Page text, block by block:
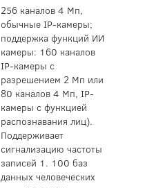
256 каналов 4 Мп,
обычные IP-камеры;
поддержка функций ИИ
камеры: 160 каналов
IP-камеры с
разрешением 2 Мп или
80 каналов 4 Мп, IP-
камеры с функцией
распознавания лиц).
Поддерживает
сигнализацию частоты
записей 1. 100 баз
данных человеческих